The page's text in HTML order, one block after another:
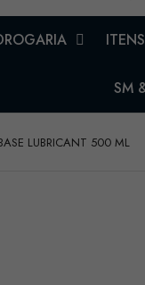
SM
LUBRICANT 500 ML